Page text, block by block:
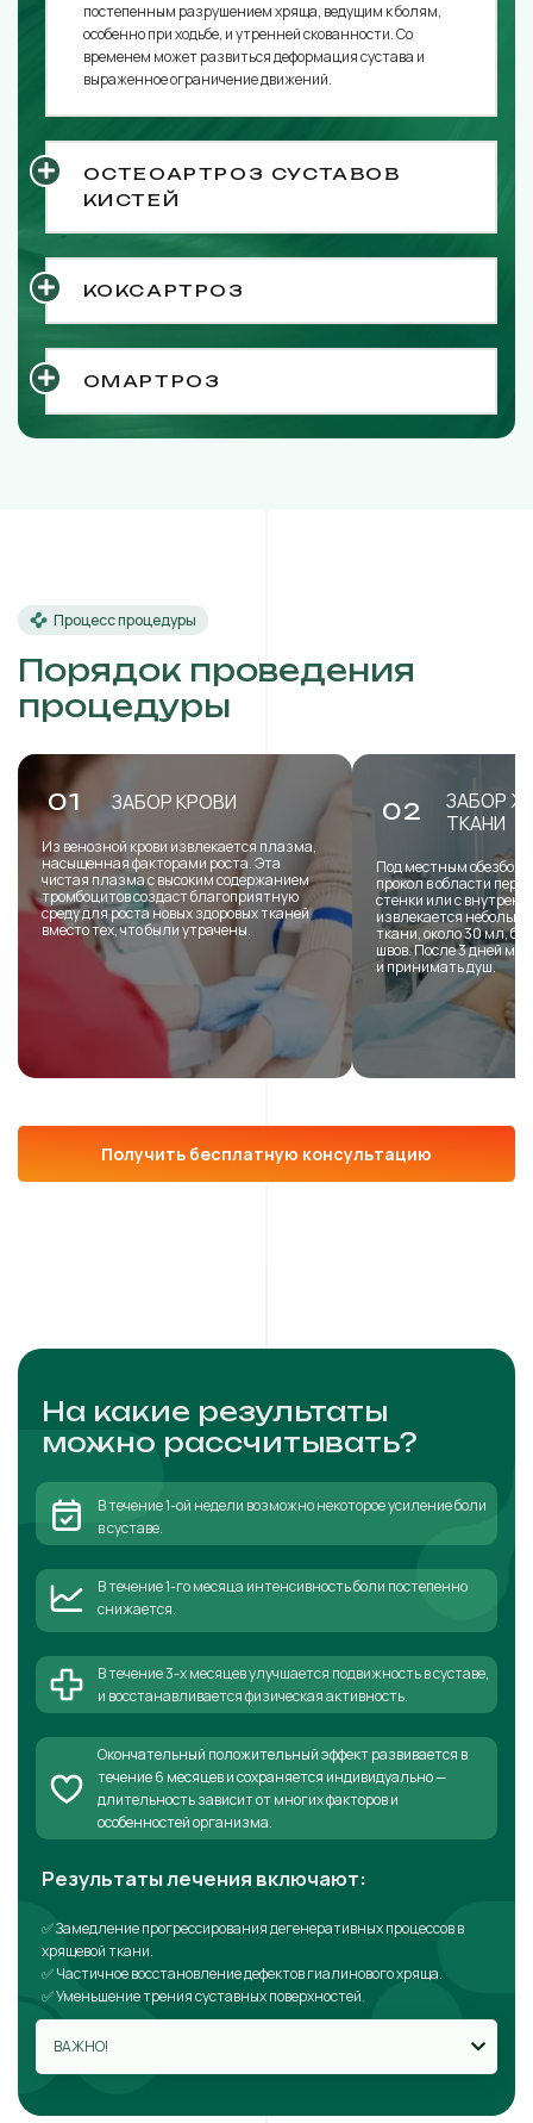
постепенным разрушением хряща, ведущим к болям,
особенно при ходьбе, и утренней скованности. Со
временем может развиться деформация сустава и
выраженное ограничение движений.
ОСТЕОАРТРОЗ СУСТАВОВ
КИСТЕЙ
КОКСАРТРОЗ
ОМАРТРОЗ
Процесс процедуры
Порядок проведения
процедуры
01 ЗАБОР КРОВИ
Из венозной крови извлекается плазма,
насыщенная факторами роста. Эта
чистая плазма с высоким содержанием
тромбоцитов создаст благоприятную
среду для роста новых здоровых тканей
вместо тех, что были утрачены.
02
ЗАБОР
ТКАНИ
Под местным
прокол в области
стенки или с
извлекается
ткани, около 30 мл,
швов. После 3 дней
и принимать душ.
Получить бесплатную консультацию
На какие результаты
можно рассчитывать?
В течение 1-ой недели возможно некоторое усиление боли
в суставе.
В течение 1-го месяца интенсивность боли постепенно
снижается.
В течение 3-х месяцев улучшается подвижность в суставе,
и восстанавливается физическая активность.
Окончательный положительный эффект развивается в
течение 6 месяцев и сохраняется индивидуально —
длительность зависит от многих факторов и
особенностей организма.
Результаты лечения включают:
✅ Замедление прогрессирования дегенеративных процессов в
хрящевой ткани.
✅ Частичное восстановление дефектов гиалинового хряща.
✅ Уменьшение трения суставных поверхностей.
ВАЖНО!